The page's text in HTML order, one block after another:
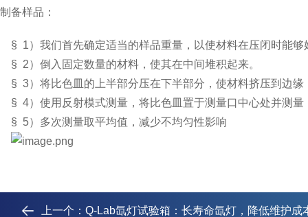
制备样品：
§ 1）我们首先确定适当的样品重量，以使材料在压闭时能够
§ 2）倒入固定数量的材料，使其在中间堆积起来。
§ 3）将比色皿的上半部分压在下半部分，使材料挤压到边
§ 4）使用反射模式测量，将比色皿置于测量口中心处并测
§ 5）多次测量取平均值，减少不均匀性影响
上一个： Q-Lab氙灯试验箱：长寿命氙灯，降低维护成